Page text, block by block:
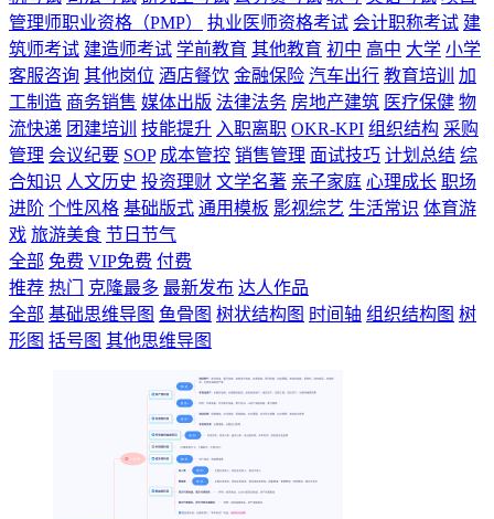
管理师职业资格（PMP）
执业医师资格考试 会计职称考试 建
筑师考试 建造师考试 学前教育 其他教育 初中 高中 大学 小学
客服咨询 其他岗位 酒店餐饮 金融保险 汽车出行 教育培训
加
工制造 商务销售 媒体出版 法律法务 房地产建筑 医疗保健 物
流快递 团建培训 技能提升 入职离职 OKR-KPI 组织结构 采购
管理 会议纪要 SOP 成本管控 销售管理 面试技巧 计划总结 综
合知识 人文历史 投资理财 文学名著 亲子家庭 心理成长 职场
进阶 个性风格 基础版式 通用模板 影视综艺 生活常识 体育游
戏 旅游美食 节日节气
全部 免费 VIP免费 付费
推荐 热门 克隆最多 最新发布 达人作品
全部 基础思维导图 鱼骨图 树状结构图 时间轴 组织结构图 树
形图 括号图 其他思维导图